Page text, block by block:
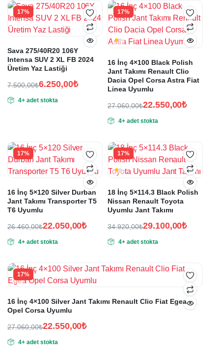
17%
Sava 275/40R20 106Y
Intensa SUV 2 XL FB 2024
Üretim Yaz Lastiği
7.500,00₺
fiyat:
6.250,00₺
andaki
4+ adet stokta
17%
16 İnç 4×100 Black Polish
Jant Takımı Renault Clio
Dacia Opel Corsa Astra Fiat
Linea Uyumlu
27.060,00₺
fiyat:
22.550,00₺
andaki
22.550,00₺.
4+ adet stokta
17%
16 İnç 5×120 Silver Durban
Jant Takımı Transporter T5
T6 Uyumlu
26.460,00₺
fiyat:
22.050,00₺
andaki
22.050,00₺.
4+ adet stokta
17%
18 İnç 5×114.3 Black Polish
Nissan Renault Toyota
Uyumlu Jant Takımı
34.920,00₺
fiyat:
29.100,00₺
andaki
29.100,00₺.
4+ adet stokta
17%
16 İnç 4×100 Silver Jant Takımı Renault Clio Fiat Egea
Opel Corsa Uyumlu
27.060,00₺
fiyat:
22.550,00₺
andaki
4+ adet stokta